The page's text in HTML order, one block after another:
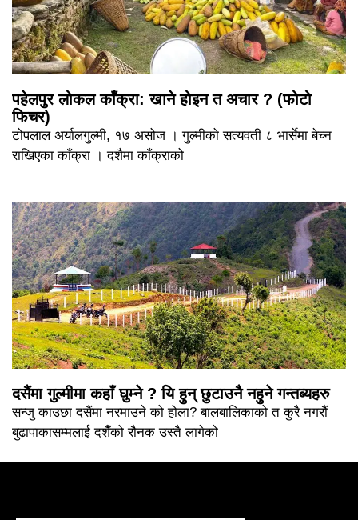
पहेलपुर लोकल काँक्रा: खाने होइन त अचार ? (फोटो
फिचर)
टोपलाल अर्यालगुल्मी, १७ असोज । गुल्मीको सत्यवती ८ भार्सेमा बेच्न
राखिएका काँक्रा । दशैमा काँक्राको
दसैंमा गुल्मीमा कहाँ घुम्ने ? यि हुन् छुटाउनै नहुने गन्तब्यहरु
सन्जु काउछा दसैंमा नरमाउने को होला? बालबालिकाको त कुरै नगरौं
बुढापाकासम्मलाई दशैँको रौनक उस्तै लागेको